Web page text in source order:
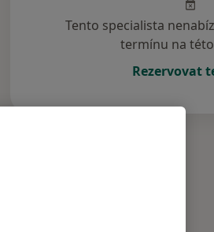
Tento specialista
termínu na
Rezervovat